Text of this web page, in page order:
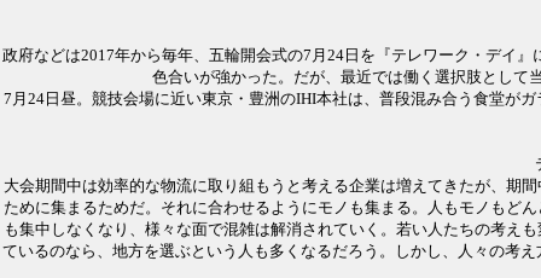
政府などは2017年から毎年、五輪開会式の7月24日を『テレワーク・デイ
色合いが強かった。だが、最近では働く選択肢として
7月24日昼。競技会場に近い東京・豊洲のIHI本社は、普段混み合う食堂が
大会期間中は効率的な物流に取り組もうと考える企業は増えてきたが、期
ために集まるためだ。それに合わせるようにモノも集まる。人もモノもど
も集中しなくなり、様々な面で混雑は解消されていく。若い人たちの考え
ているのなら、地方を選ぶという人も多くなるだろう。しかし、人々の考